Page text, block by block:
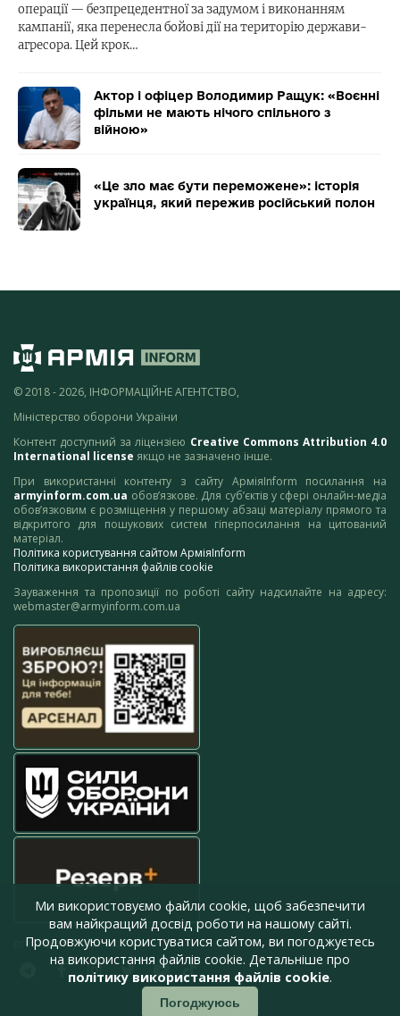
операції — безпрецедентної за задумом і виконанням
кампанії, яка перенесла бойові дії на територію держави-
агресора. Цей крок…
Актор і офіцер Володимир Ращук: «Воєнні
фільми не мають нічого спільного з
війною»
«Це зло має бути переможене»: історія
українця, який пережив російський полон
© 2018 - 2026, ІНФОРМАЦІЙНЕ АГЕНТСТВО,
Міністерство оборони України
Контент доступний за ліцензією Creative Commons Attribution 4.0
International license якщо не зазначено інше.
При використанні контенту з сайту АрміяInform посилання на
armyinform.com.ua обов’язкове. Для суб’єктів у сфері онлайн-медіа
обов’язковим є розміщення у першому абзаці матеріалу прямого та
відкритого для пошукових систем гіперпосилання на цитований
матеріал.
Політика користування сайтом АрміяInform
Політика використання файлів cookie
Зауваження та пропозиції по роботі сайту надсилайте на адресу:
webmaster@armyinform.com.ua
press@armyinform.com.ua
Ми використовуємо файли cookie, щоб забезпечити
вам найкращий досвід роботи на нашому сайті.
Продовжуючи користуватися сайтом, ви погоджуєтесь
на використання файлів cookie. Детальніше про
політику використання файлів cookie.
Погоджуюсь